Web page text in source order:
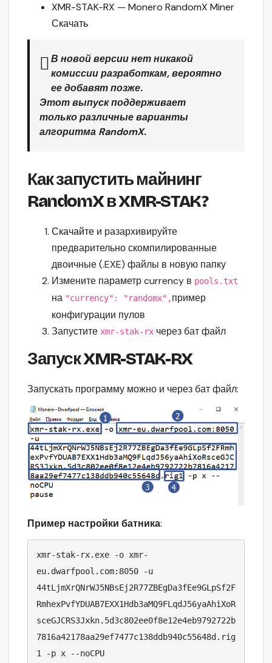
XMR-STAK-RX — Monero RandomX Miner
Скачать
В новой версии нет никакой
комиссии разработкам, вероятно
ее добавят позже.
Этот выпуск поддерживает
толькоразличные варианты
алгоритма RandomX.
Как запустить майнинг
RandomX в XMR-STAK?
Скачайте и разархивируйте
предварительно скомпилированные
двоичные (.EXE) файлы в новую папку
Измените параметр currency в pools.txt
на "currency": "randomx",пример
конфигурации пулов
Запустите xmr-stak-rx через бат файл
Запуск XMR-STAK-RX
Запускать программу можно и через бат файл:
Пример настройки батника:
xmr-stak-rx.exe -o xmr-
eu.dwarfpool.com:8050 -u
44tLjmXrQNrWJ5NBsEj2R77ZBEgDa3fEe9GLpSf2F
RmhexPvfYDUAB7EXX1Hdb3aMQ9FLqdJ56yaAhiXoR
sceGJCRS3Jxkn.5d3c802ee0f8e12e4eb9792722b
7816a42178aa29ef7477c138ddb940c55648d.rig
1 -p x --noCPU